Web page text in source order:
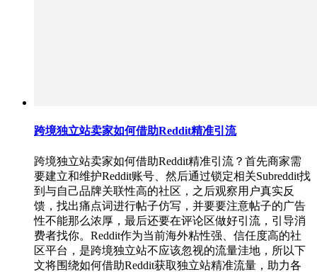
跨境独立站卖家如何借助Reddit精准引流
跨境独立站卖家如何借助Reddit精准引流？首先商家需
要建立和维护Reddit账号、然后通过锁定相关Subreddit找
到与自己品牌关联性高的社区，之后观察用户真实反
馈，找出痛点词进行帖子仿写，并要要注意帖子的广告
性不能那么浓厚，最后还要在评论区做好引流，引导消
费者找你。Reddit作为当前海外粘性强、信任度高的社
区平台，是跨境独立站不应该忽视的流量洼地，所以下
文将围绕如何借助Reddit获取独立站精准流量，助力各